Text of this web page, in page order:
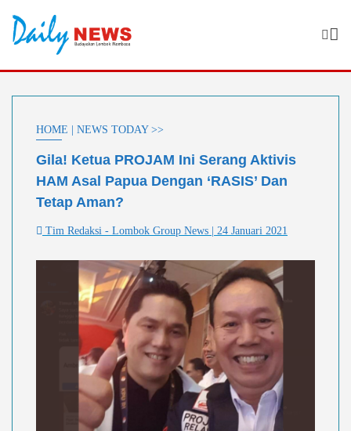
content
HOME | NEWS TODAY >>
Gila! Ketua PROJAM Ini Serang Aktivis
HAM Asal Papua Dengan ‘RASIS’ Dan
Tetap Aman?
Tim Redaksi - Lombok Group News | 24 Januari 2021